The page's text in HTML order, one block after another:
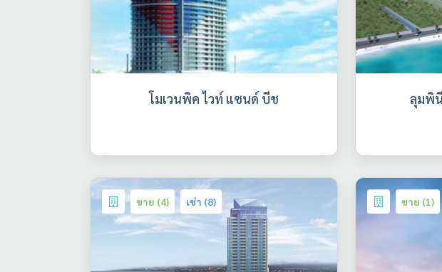
โมเวนพิค ไวท์ แซนด์ บีช ลุมพิ
ขาย (4) เช่า (8) ขาย (1)